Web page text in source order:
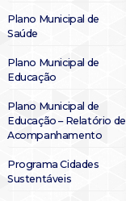
Plano Municipal de
Saúde
Plano Municipal de
Educação
Plano Municipal de
Educação – Relatório de
Acompanhamento
Programa Cidades
Sustentáveis